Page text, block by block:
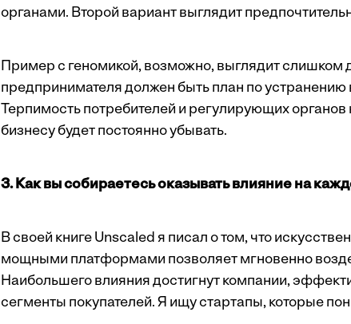
органами. Второй вариант выглядит
Пример с геномикой, возможно, выглядит слишком
предпринимателя должен быть план по
Терпимость потребителей и регулирующих органов
бизнесу будет постоянно убывать.
3. Как вы собираетесь оказывать влияние на
В своей книге Unscaled я писал о том, что
мощными платформами позволяет мгновенно
Наибольшего влияния достигнут компании,
сегменты покупателей. Я ищу стартапы, которые